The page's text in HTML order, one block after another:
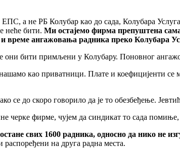
а не РБ Колубар као до сада, Колубара
неће бити. Ми остаjемо фирма препуштена
време ангажовања радника преко Колубара
они бити примљени у Колубару. Поновног
као приватници. Плате и коефициjенти се
се до скоро говорило да jе то обезбеђење.
черке фирме, чуjем да синдикат то сада
свих 1600 радника, односно да нико не
на друга радна места.